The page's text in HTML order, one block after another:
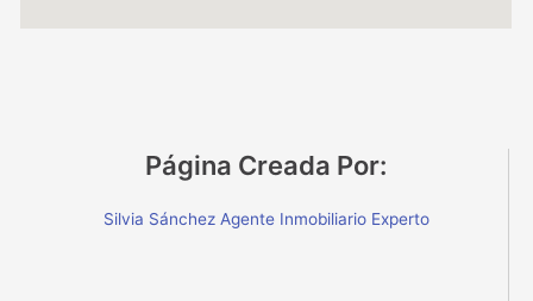
Página Creada Por:
Silvia Sánchez Agente Inmobiliario Experto